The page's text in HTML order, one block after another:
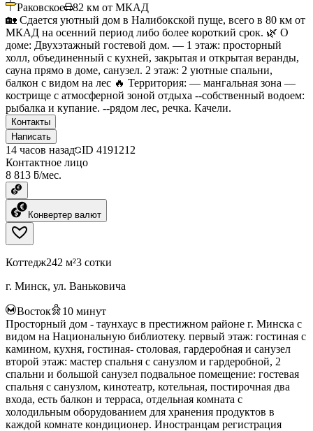
Раковское 82 км от МКАД
🏡 Сдается уютный дом в Налибокской пуще, всего в 80 км от
МКАД на осенний период либо более короткий срок. 🌿 О
доме: Двухэтажный гостевой дом. — 1 этаж: просторный
холл, объединенный с кухней, закрытая и открытая веранды,
сауна прямо в доме, санузел. 2 этаж: 2 уютные спальни,
балкон с видом на лес 🔥 Территория: — мангальная зона —
кострище с атмосферной зоной отдыха --собственный водоем:
рыбалка и купание. --рядом лес, речка. Качели.
Контакты
Написать
14 часов назад ID 4191212
Контактное лицо
8 813 ƃ/мес.
Конвертер валют
Коттедж242 м²3 сотки
г. Минск, ул. Ваньковича
Восток 10 минут
Просторный дом - таунхаус в престижном районе г. Минска с
видом на Национальную библиотеку. первый этаж: гостиная с
камином, кухня, гостиная- столовая, гардеробная и санузел
второй этаж: мастер спальня с санузлом и гардеробной, 2
спальни и большой санузел подвальное помещение: гостевая
спальня с санузлом, кинотеатр, котельная, постирочная два
входа, есть балкон и терраса, отдельная комната с
холодильным оборудованием для хранения продуктов в
каждой комнате кондиционер. Иностранцам регистрация